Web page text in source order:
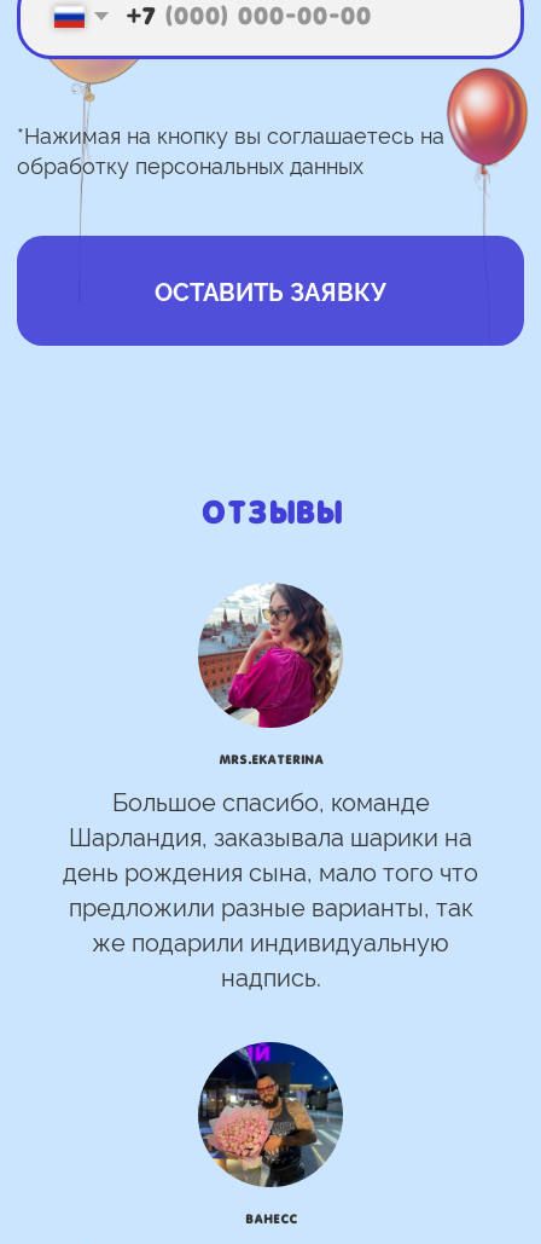
Отзывы
mrs.Ekaterina
Большое спасибо, команде
Шарландия, заказывала шарики на
день рождения сына, мало того что
предложили разные варианты, так
же подарили индивидуальную
надпись.
Ванесс